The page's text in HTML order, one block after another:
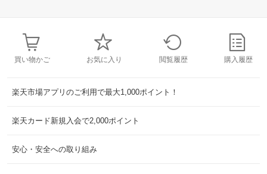
買い物かご お気に入り 閲覧履歴 購入履歴
楽天市場アプリのご利用で最大1,000ポイント！
楽天カード新規入会で2,000ポイント
安心・安全への取り組み